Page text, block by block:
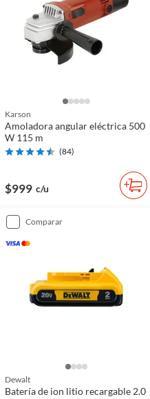
Karson
Amoladora angular eléctrica 500
W 115 m
(84)
$999 c/u
comparar
Dewalt
Batería de ion litio recargable 2.0